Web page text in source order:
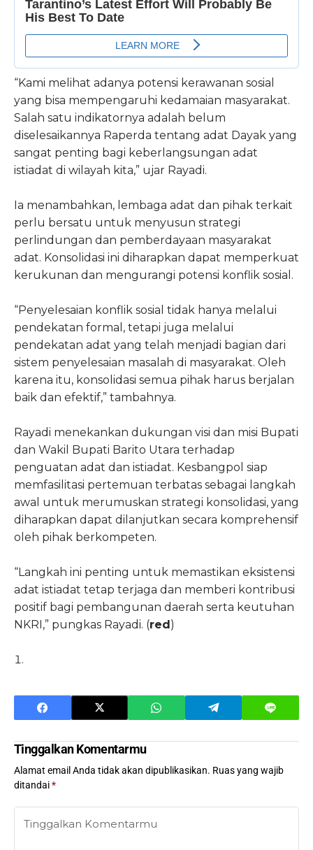
“Kami melihat adanya potensi kerawanan sosial
yang bisa mempengaruhi kedamaian masyarakat.
Salah satu indikatornya adalah belum
diselesaikannya Raperda tentang adat Dayak yang
sangat penting bagi keberlangsungan adat
istiadat di wilayah kita,” ujar Rayadi.
Ia menambahkan, lembaga adat dan pihak terkait
perlu bersatu untuk menyusun strategi
perlindungan dan pemberdayaan masyarakat
adat. Konsolidasi ini diharapkan dapat memperkuat
kerukunan dan mengurangi potensi konflik sosial.
“Penyelesaian konflik sosial tidak hanya melalui
pendekatan formal, tetapi juga melalui
pendekatan adat yang telah menjadi bagian dari
sistem penyelesaian masalah di masyarakat. Oleh
karena itu, konsolidasi semua pihak harus berjalan
baik dan efektif,” tambahnya.
Rayadi menekankan dukungan visi dan misi Bupati
dan Wakil Bupati Barito Utara terhadap
penguatan adat dan istiadat. Kesbangpol siap
memfasilitasi pertemuan terbatas sebagai langkah
awal untuk merumuskan strategi konsolidasi, yang
diharapkan dapat dilanjutkan secara komprehensif
oleh pihak berkompeten.
“Langkah ini penting untuk memastikan eksistensi
adat istiadat tetap terjaga dan memberi kontribusi
positif bagi pembangunan daerah serta keutuhan
NKRI,” pungkas Rayadi. (red)
Tinggalkan Komentarmu
Alamat email Anda tidak akan dipublikasikan. Ruas yang wajib
ditandai*